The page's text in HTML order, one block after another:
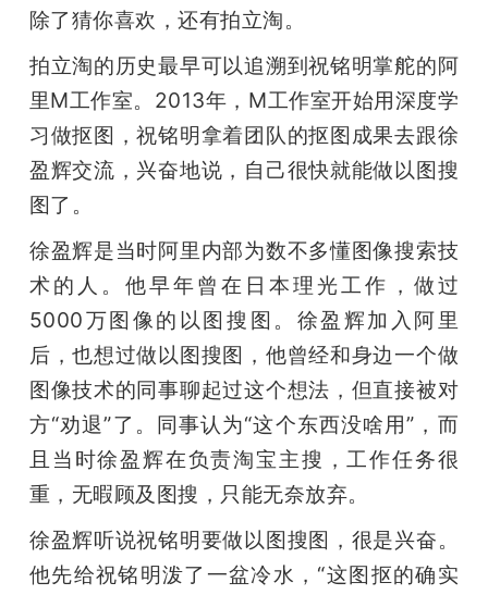
除了猜你喜欢，还有拍立淘。
拍立淘的历史最早可以追溯到祝铭明掌舵的阿
里M工作室。2013年，M工作室开始用深度学
习做抠图，祝铭明拿着团队的抠图成果去跟徐
盈辉交流，兴奋地说，自己很快就能做以图搜
图了。
徐盈辉是当时阿里内部为数不多懂图像搜索技
术的人。他早年曾在日本理光工作，做过
5000万图像的以图搜图。徐盈辉加入阿里
后，也想过做以图搜图，他曾经和身边一个做
图像技术的同事聊起过这个想法，但直接被对
方“劝退”了。同事认为“这个东西没啥用”，而
且当时徐盈辉在负责淘宝主搜，工作任务很
重，无暇顾及图搜，只能无奈放弃。
徐盈辉听说祝铭明要做以图搜图，很是兴奋。
他先给祝铭明泼了一盆冷水，“这图抠的确实